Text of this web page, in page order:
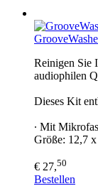
Reinigen Sie
audiophilen
Dieses Kit
∙ Mit
Größe: 12,7
€ 27,50
Bestellen